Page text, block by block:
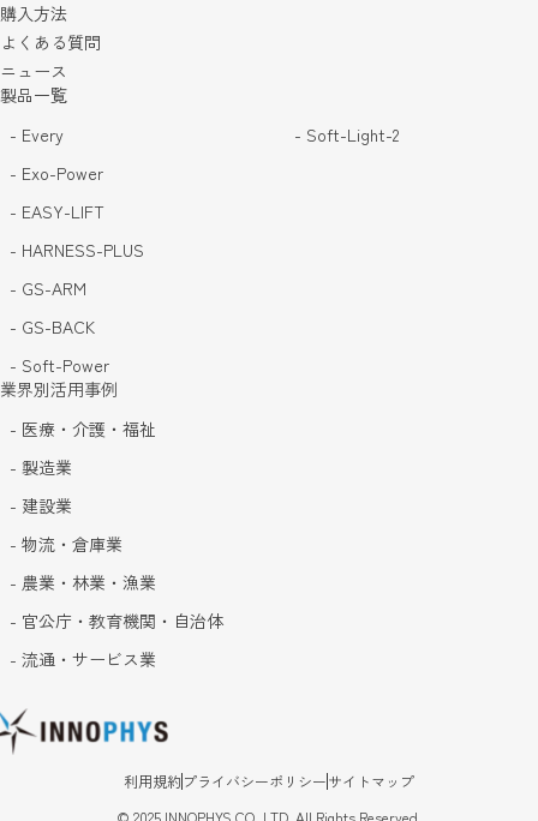
購入方法
よくある質問
ニュース
製品一覧
- Every
- Exo-Power
- EASY-LIFT
- HARNESS-PLUS
- GS-ARM
- GS-BACK
- Soft-Power
- Soft-Light-2
業界別活用事例
- 医療・介護・福祉
- 製造業
- 建設業
- 物流・倉庫業
- 農業・林業・漁業
- 官公庁・教育機関・自治体
- 流通・サービス業
利用規約 プライバシーポリシーサイトマップ
© 2025 INNOPHYS CO.,LTD. All Rights Reserved.